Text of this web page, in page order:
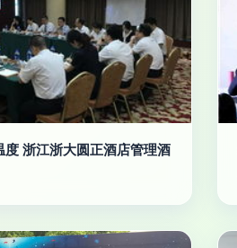
浙江浙大圆正酒店管理酒